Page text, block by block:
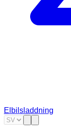
Elbilsladdning